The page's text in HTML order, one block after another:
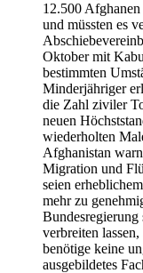
12.500
und müssten es
Oktober mit
bestimmten
Minderjähriger
die Zahl ziviler
neuen
wiederholten
Afghanistan
Migration und
seien
mehr zu
verbreiten
benötige keine
ausgebildetes